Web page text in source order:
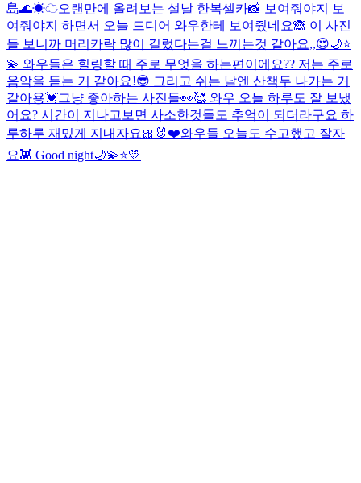
島🌊☀︎☁︎오랜만에 올려보는 설날 한복셀카📸 보여줘야지 보
여줘야지 하면서 오늘 드디어 와우한테 보여줬네요🙈 이 사진
들 보니까 머리카락 많이 길렀다는걸 느끼는것 같아요,,😍🌙⭐️
💫 와우들은 힐링할 때 주로 무엇을 하는편이에요?? 저는 주로
음악을 듣는 거 같아요!😎 그리고 쉬는 날엔 산책두 나가는 거
같아용💓그냥 좋아하는 사진들👀🥰 와우 오늘 하루도 잘 보냈
어요? 시간이 지나고보면 사소한것들도 추억이 되더라구요 하
루하루 재밌게 지내자요🎀🐰❤️와우들 오늘도 수고했고 잘자
요👾 Good night🌙💫⭐️💛